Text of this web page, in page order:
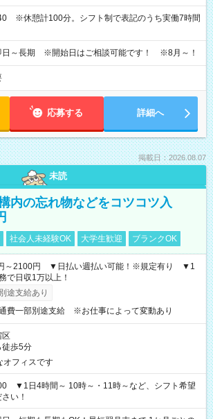
※休憩計100分。シフト制で表記のうち実働7時間
日～長期 ※開始日はご相談可能です！ ※8月～！
応募する 詳細へ
掲載日：2026.08.07
未読
内の忘れ物などをコツコツ入
社会人未経験OK 大学生歓迎 ブランクOK
～2100円 ▼日払い週払い可能！※規定有り ▼1
で日収1万以上！
途支給あり
費一部別途支給 ※お仕事によって変動あり
区
徒歩5分
オフィスです
▼1日4時間～ 10時～・11時～など、シフト希望
い！